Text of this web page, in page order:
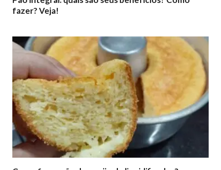
fazer? Veja!